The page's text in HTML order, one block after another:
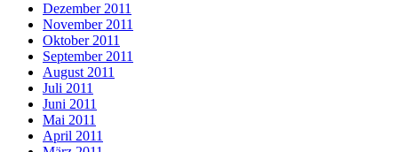
Dezember 2011
November 2011
Oktober 2011
September 2011
August 2011
Juli 2011
Juni 2011
Mai 2011
April 2011